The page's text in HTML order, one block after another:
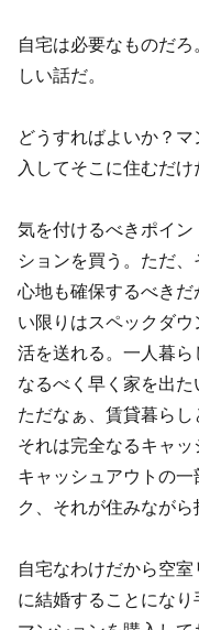
自宅は必要なものだ
しい話だ。
どうすればよいか？
入してそこに住むだけ
気を付けるべきポイ
ションを買う。ただ
心地も確保するべき
い限りはスペックダ
活を送れる。一人暮
なるべく早く家を出た
ただなぁ、賃貸暮ら
それは完全なるキャ
キャッシュアウトの
ク、それが住みながら
自宅なわけだから空
に結婚することにな